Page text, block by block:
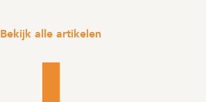
Bekijk alle artikelen